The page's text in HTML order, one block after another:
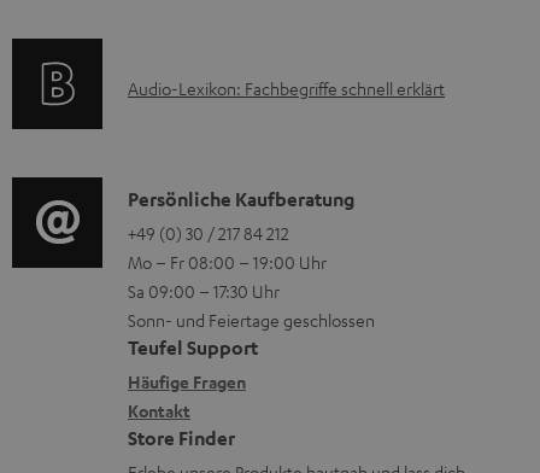
n
m
V
e
r
s
a
n
i
e
n
z
u
r
G
a
r
t
g
e
r
ä
t
e
R
ü
A
i
o
-
L
e
x
i
k
Audio-Lexikon: Fachbegriffe schnell erklärt
K
o
n
t
a
k
t
d
Persönliche Kaufberatung
+49 (0) 30 / 217 84 212
Mo – Fr 08:00 – 19:00 Uhr
Sa 09:00 – 17:30 Uhr
Sonn- und Feiertage geschlossen
Teufel Support
Häufige Fragen
Kontakt
Store Finder